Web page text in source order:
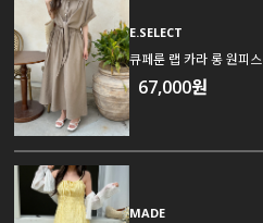
E.SELECT
큐페룬 랩 카라 롱 원피스
67,000원
MADE